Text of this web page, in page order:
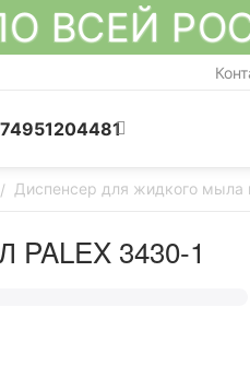
ВСЕЙ
/ Диспенсер для жидкого мыла
3430-1